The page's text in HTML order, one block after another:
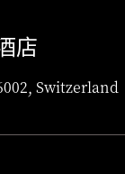
店
Switzerland